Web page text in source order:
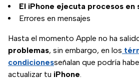
El iPhone ejecuta procesos en
Errores en mensajes
Hasta el momento Apple no ha
problemas, sin embargo, en los
condicionesseñalan que podría
actualizar tu iPhone.